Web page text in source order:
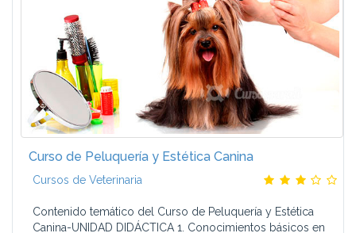
Curso de Peluquería y Estética Canina
Cursos de Veterinaria
Contenido temático del Curso de Peluquería y Estética
Canina-UNIDAD DIDÁCTICA 1. Conocimientos básicos en